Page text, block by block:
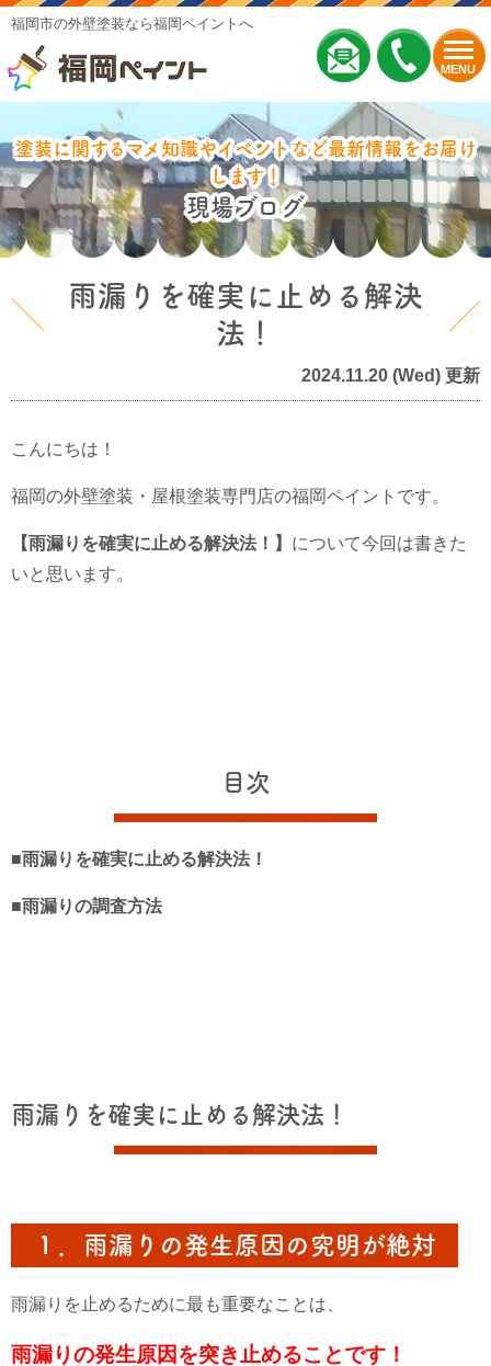
MENU
福岡市の外壁塗装なら福岡ペイントへ
塗装に関するマメ知識やイベントなど最新情報をお届け
します！
現場ブログ
雨漏りを確実に止める解決
法！
2024.11.20 (Wed) 更新
こんにちは！
福岡の外壁塗装・屋根塗装専門店の福岡ペイントです。
【雨漏りを確実に止める解決法！】 について今回は書きた
いと思います。
目次
■雨漏りを確実に止める解決法！
■雨漏りの調査方法
雨漏りを確実に止める解決法！
１．雨漏りの発生原因の究明が絶対
雨漏りを止めるために最も重要なことは、
雨漏りの発生原因を突き止めることです！